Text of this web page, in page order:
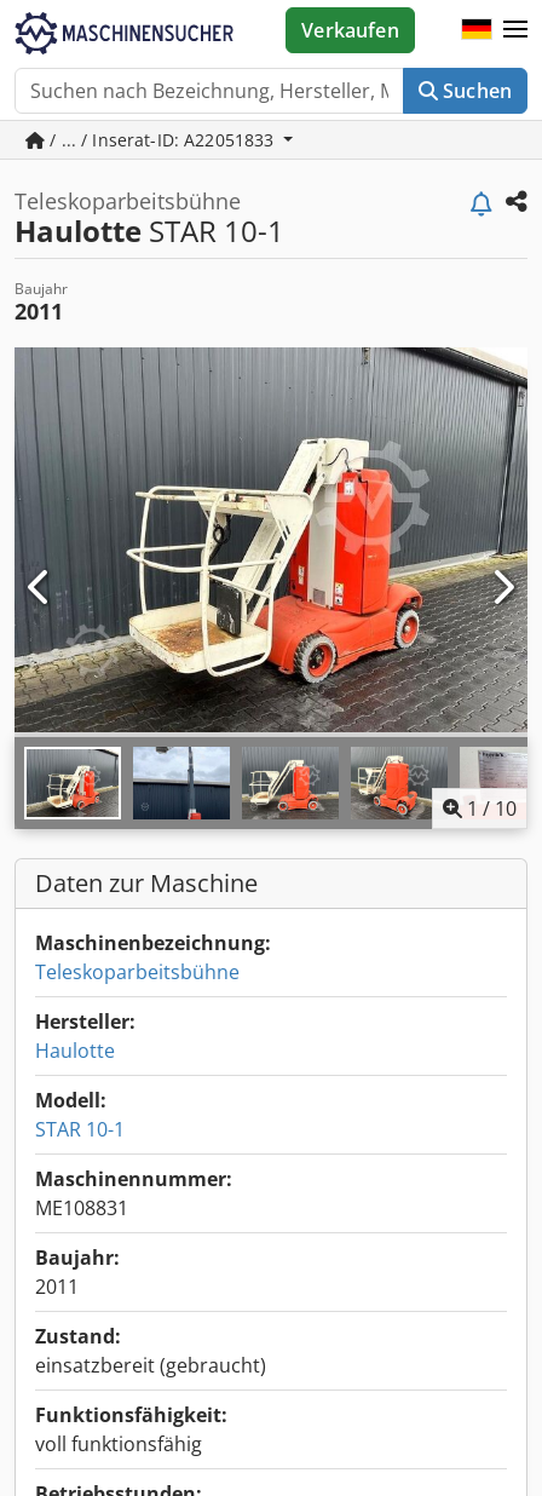
Suchen
Verkaufen
/ ... / Inserat-ID: A22051833
Teleskoparbeitsbühne
Haulotte STAR 10-1
Baujahr
2011
1 / 10
Daten zur Maschine
Maschinenbezeichnung:
Teleskoparbeitsbühne
Hersteller:
Haulotte
Modell:
STAR 10-1
Maschinennummer:
ME108831
Baujahr:
2011
Zustand:
einsatzbereit (gebraucht)
Funktionsfähigkeit:
voll funktionsfähig